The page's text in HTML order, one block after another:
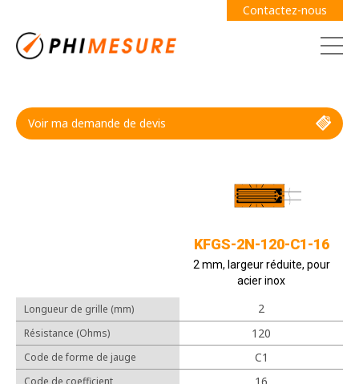
Contactez-nous
Voir ma demande de devis
Longueur de grille (mm)
Résistance (Ohms)
Code de forme de jauge
KFGS-2N-120-C1-16
2 mm, largeur réduite, pour
acier inox
2
120
C1